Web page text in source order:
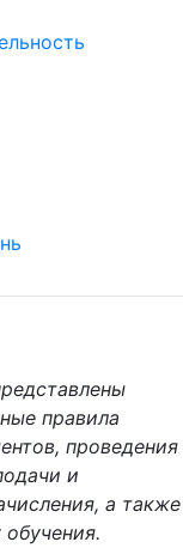
правила
проведения
и
а также